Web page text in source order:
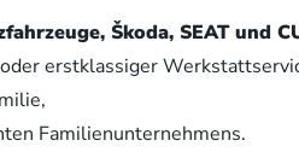
Škoda, SEAT und
erstklassiger
Familienunternehmens.